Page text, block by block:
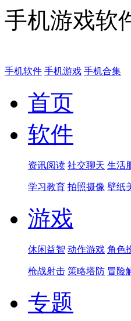
手机游戏软
手机软件 手机游戏 手机合集
首页
软件
资讯阅读 社交聊天 生活
学习教育 拍照摄像 壁纸
游戏
休闲益智 动作游戏 角色
枪战射击 策略塔防 冒险
专题